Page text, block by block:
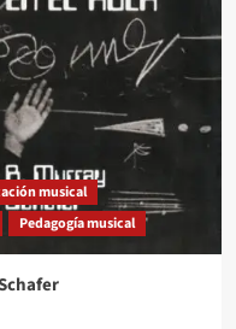
musical
Pedagogía musical